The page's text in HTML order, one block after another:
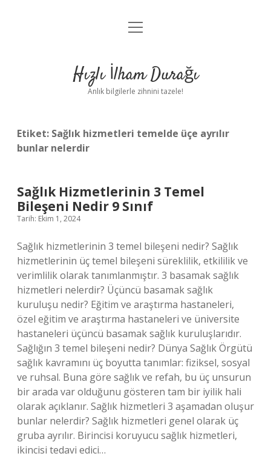
Anasayfa
Yasal Uyarı
menüyü
Hızlı İlham Durağı
Anlık bilgilerle zihnini tazele!
Etiket: Sağlık hizmetleri temelde üçe ayrılır
bunlar nelerdir
Sağlık Hizmetlerinin 3 Temel
Bileşeni Nedir 9 Sınıf
Tarih: Ekim 1, 2024
Sağlık hizmetlerinin 3 temel bileşeni nedir? Sağlık
hizmetlerinin üç temel bileşeni süreklilik, etkililik ve
verimlilik olarak tanımlanmıştır. 3 basamak sağlık
hizmetleri nelerdir? Üçüncü basamak sağlık
kuruluşu nedir? Eğitim ve araştırma hastaneleri,
özel eğitim ve araştırma hastaneleri ve üniversite
hastaneleri üçüncü basamak sağlık kuruluşlarıdır.
Sağlığın 3 temel bileşeni nedir? Dünya Sağlık Örgütü
sağlık kavramını üç boyutta tanımlar: fiziksel, sosyal
ve ruhsal. Buna göre sağlık ve refah, bu üç unsurun
bir arada var olduğunu gösteren tam bir iyilik hali
olarak açıklanır. Sağlık hizmetleri 3 aşamadan oluşur
bunlar nelerdir? Sağlık hizmetleri genel olarak üç
gruba ayrılır. Birincisi koruyucu sağlık hizmetleri,
ikincisi tedavi edici…